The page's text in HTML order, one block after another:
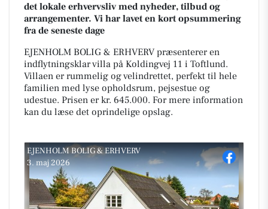
det lokale erhvervsliv med nyheder, tilbud og
arrangementer. Vi har lavet en kort opsummering
fra de seneste dage
EJENHOLM BOLIG & ERHVERV præsenterer en
indflytningsklar villa på Koldingvej 11 i Toftlund.
Villaen er rummelig og velindrettet, perfekt til hele
familien med lyse opholdsrum, pejsestue og
udestue. Prisen er kr. 645.000. For mere information
kan du læse det oprindelige opslag.
EJENHOLM BOLIG & ERHVERV
3. maj 2026